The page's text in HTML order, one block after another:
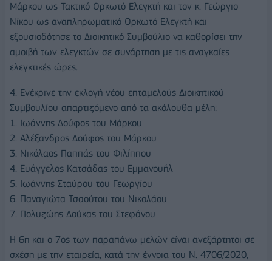
Μάρκου ως Τακτικό Ορκωτό Ελεγκτή και τον κ. Γεώργιο
Νίκου ως αναπληρωματικό Ορκωτό Ελεγκτή και
εξουσιοδότησε το Διοικητικό Συμβούλιο να καθορίσει την
αμοιβή των ελεγκτών σε συνάρτηση με τις αναγκαίες
ελεγκτικές ώρες.
4. Ενέκρινε την εκλογή νέου επταμελούς Διοικητικού
Συμβουλίου απαρτιζόμενο από τα ακόλουθα μέλη:
1. Ιωάννης Δούφος του Μάρκου
2. Αλέξανδρος Δούφος του Μάρκου
3. Νικόλαος Παππάς του Φιλίππου
4. Ευάγγελος Κατσάδας του Εμμανουήλ
5. Ιωάννης Σταύρου του Γεωργίου
6. Παναγιώτα Τσαούτου του Νικολάου
7. Πολυζώης Δούκας του Στεφάνου
Η 6η και ο 7ος των παραπάνω μελών είναι ανεξάρτητοι σε
σχέση με την εταιρεία, κατά την έννοια του Ν. 4706/2020,